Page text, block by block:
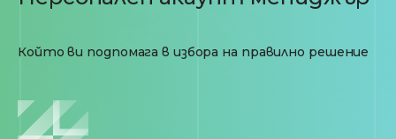
Който ви подпомага в избора на правилно решение